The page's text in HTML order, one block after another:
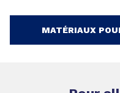
MATÉRIAUX